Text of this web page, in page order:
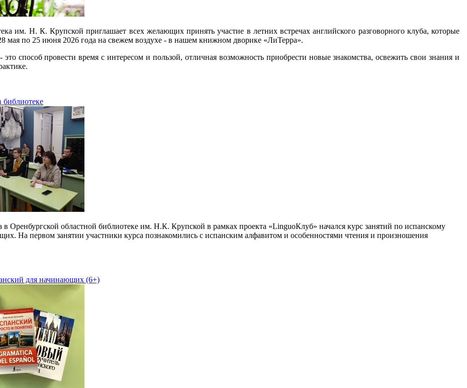
им. Н. К. Крупской приглашает всех желающих принять участие в летних встречах английского разговорного клуба, которые
мая по 25 июня 2026 года на свежем воздухе - в нашем книжном дворике «ЛиТерра».
это способ провести время с интересом и пользой, отличная возможность приобрести новые знакомства, освежить свои знания и
библиотеке
в Оренбургской областной библиотеке им. Н.К. Крупской в рамках проекта «LinguoКлуб» начался курс занятий по испанскому
На первом занятии участники курса познакомились с испанским алфавитом и особенностями чтения и произношения
для начинающих (6+)